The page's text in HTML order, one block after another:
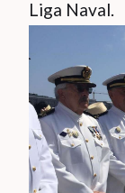
Liga Naval.